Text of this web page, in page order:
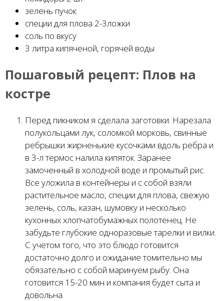
зелень пучок
специи для плова 2-3ложки
соль по вкусу
3 литра кипяченой, горячей воды
Пошаговый рецепт: Плов на
костре
Перед пикником я сделала заготовки. Нарезала
полукольцами лук, соломкой морковь, свинные
ребрышки жирненькие кусочками вдоль ребра и
в 3-л термос налила кипяток. Заранее
замоченный в холодной воде и промытый рис.
Все уложила в контейнеры и с собой взяли
растительное масло, специи для плова, свежую
зелень, соль, казан, шумовку и несколько
кухонных хлопчатобумажных полотенец. Не
забудьте глубокие одноразовые тарелки и вилки.
С учетом того, что это блюдо готовится
достаточно долго и ожидание томительно мы
обязательно с собой маринуем рыбу. Она
готовится 15-20 мин и компания будет сыта и
довольна.